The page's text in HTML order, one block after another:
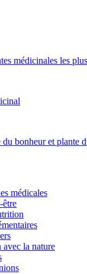
médicinales les
du bonheur et plante
médicales
être
avec la nature